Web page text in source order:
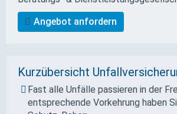
Angebot anfordern
Kurzübersicht
Fast alle Unfälle passieren in der
entsprechende Vorkehrung haben